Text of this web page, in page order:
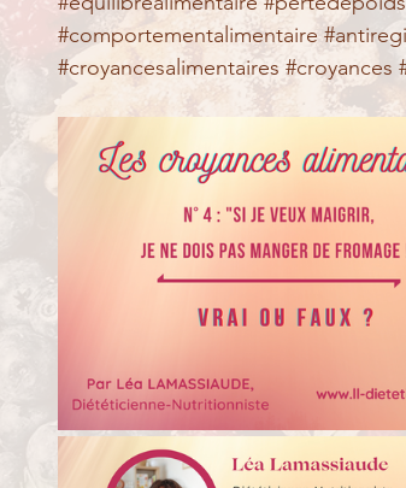
#comportementalimentaire
#croyancesalimentaires #croyances